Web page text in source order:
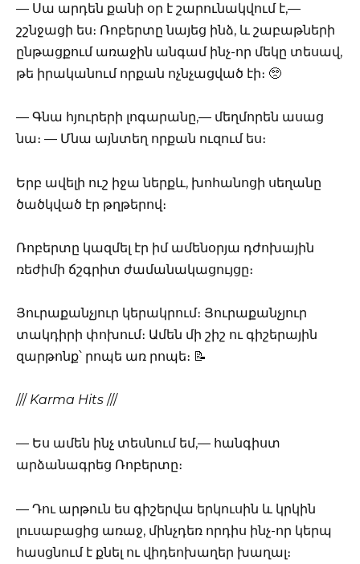
— Սա արդեն քանի օր է շարունակվում է,—
շշնջացի ես։ Ռոբերտը նայեց ինձ, և շաբաթների
ընթացքում առաջին անգամ ինչ-որ մեկը տեսավ,
թե իրականում որքան ոչնչացված էի։ 🥺
— Գնա հյուրերի լոգարանը,— մեղմորեն ասաց
նա։ — Մնա այնտեղ որքան ուզում ես։
Երբ ավելի ուշ իջա ներքև, խոհանոցի սեղանը
ծածկված էր թղթերով։
Ռոբերտը կազմել էր իմ ամենօրյա դժոխային
ռեժիմի ճշգրիտ ժամանակացույցը։
Յուրաքանչյուր կերակրում։ Յուրաքանչյուր
տակդիրի փոխում։ Ամեն մի շիշ ու գիշերային
զարթոնք՝ րոպե առ րոպե։ 📝
/// Karma Hits ///
— Ես ամեն ինչ տեսնում եմ,— հանգիստ
արձանագրեց Ռոբերտը։
— Դու արթուն ես գիշերվա երկուսին և կրկին
լուսաբացից առաջ, մինչդեռ որդիս ինչ-որ կերպ
հասցնում է քնել ու վիդեոխաղեր խաղալ։